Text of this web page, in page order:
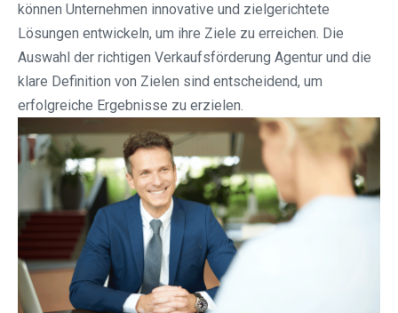
können Unternehmen innovative und zielgerichtete
Lösungen entwickeln, um ihre Ziele zu erreichen. Die
Auswahl der richtigen Verkaufsförderung Agentur und die
klare Definition von Zielen sind entscheidend, um
erfolgreiche Ergebnisse zu erzielen.